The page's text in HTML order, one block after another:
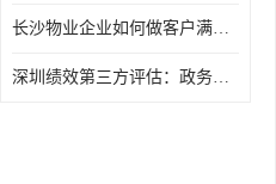
长沙物业企业如何做客户满意度调查
深圳绩效第三方评估：政务服务窗口满意度第三方调研评估